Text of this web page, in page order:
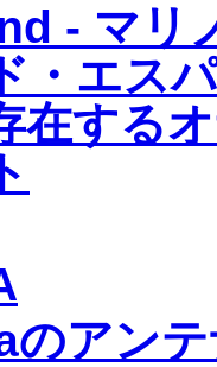
- マリ
・エス
在する
アン